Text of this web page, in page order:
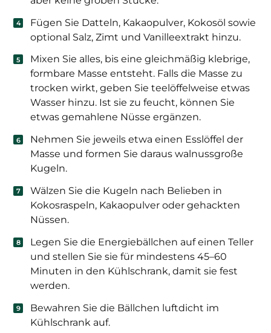
Fügen Sie Datteln, Kakaopulver, Kokosöl sowie
optional Salz, Zimt und Vanilleextrakt hinzu.
Mixen Sie alles, bis eine gleichmäßig klebrige,
formbare Masse entsteht. Falls die Masse zu
trocken wirkt, geben Sie teelöffelweise etwas
Wasser hinzu. Ist sie zu feucht, können Sie
etwas gemahlene Nüsse ergänzen.
Nehmen Sie jeweils etwa einen Esslöffel der
Masse und formen Sie daraus walnussgroße
Kugeln.
Wälzen Sie die Kugeln nach Belieben in
Kokosraspeln, Kakaopulver oder gehackten
Nüssen.
Legen Sie die Energiebällchen auf einen Teller
und stellen Sie sie für mindestens 45–60
Minuten in den Kühlschrank, damit sie fest
werden.
Bewahren Sie die Bällchen luftdicht im
Kühlschrank auf.